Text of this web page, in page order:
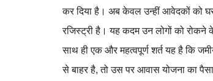
कर दिया है। अब केवल उन्हीं आवेदकों को
रजिस्ट्री है। यह कदम उन लोगों को
साथ ही एक और महत्वपूर्ण शर्त यह है कि
से बाहर है, तो उस पर आवास योजना का पैसा